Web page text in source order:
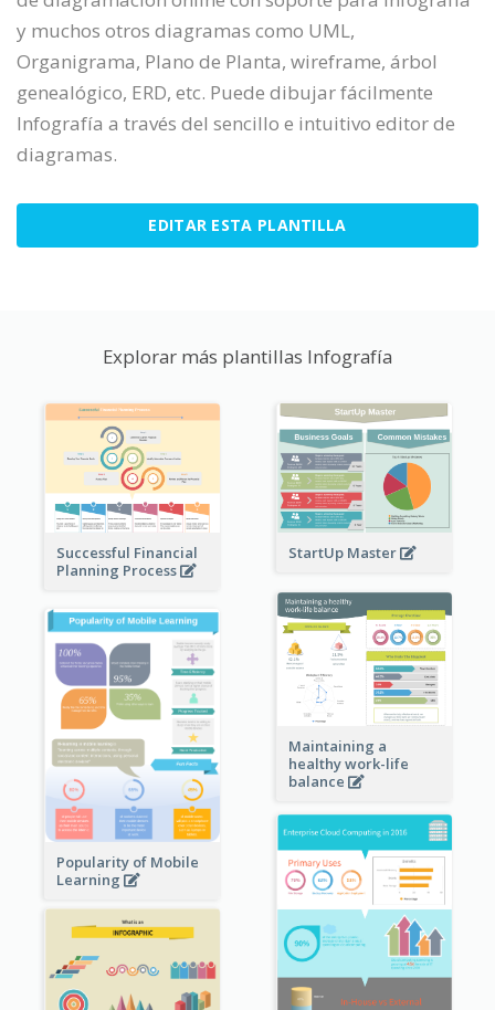
y muchos otros diagramas como UML,
Organigrama, Plano de Planta, wireframe, árbol
genealógico, ERD, etc. Puede dibujar fácilmente
Infografía a través del sencillo e intuitivo editor de
diagramas.
EDITAR ESTA PLANTILLA
Explorar más plantillas Infografía
Successful Financial
Planning Process
StartUp Master
Maintaining a
healthy work-life
balance
Popularity of Mobile
Learning